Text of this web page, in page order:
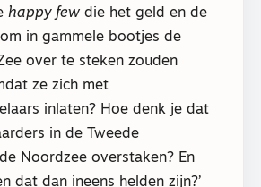
happy few die het geld en de
in gammele bootjes de
over te steken zouden
ze zich met
inlaten? Hoe denk je dat
in de Tweede
Noordzee overstaken? En
dat dan ineens helden zijn?’